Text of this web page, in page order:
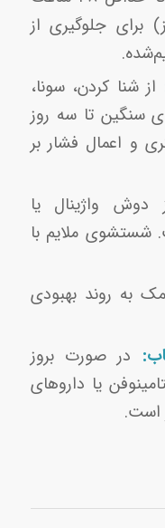
پروتکل‌ها تا ۷ روز) برای جلوگیری از
از شنا کردن، سونا،
سنگین تا سه روز
و اعمال فشار بر
دوش واژینال یا
ملایم با
به روند بهبودی
در صورت بروز
یا داروهای
است.